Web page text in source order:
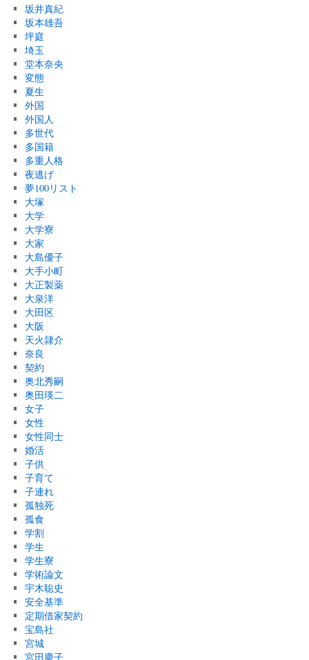
坂井真紀
坂本雄吾
坪庭
埼玉
堂本奈央
変態
夏生
外国
外国人
多世代
多国籍
多重人格
夜逃げ
夢100リスト
大塚
大学
大学寮
大家
大島優子
大手小町
大正製薬
大泉洋
大田区
大阪
天火隷介
奈良
契約
奥北秀嗣
奥田瑛二
女子
女性
女性同士
婚活
子供
子育て
子連れ
孤独死
孤食
学割
学生
学生寮
学術論文
宇木聡史
安全基準
定期借家契約
宝島社
宮城
宮田慶子